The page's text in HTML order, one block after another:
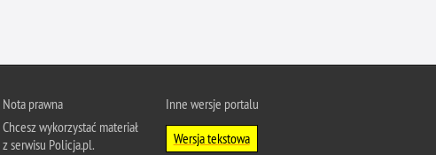
Pranie brudnych pieniędzy
Prawa człowieka
Nota prawna
Chcesz wykorzystać materiał
z serwisu Policja.pl.
Inne wersje portalu
Wersja tekstowa